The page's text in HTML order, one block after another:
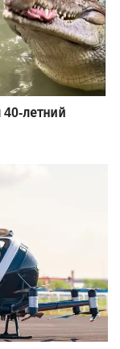
летний